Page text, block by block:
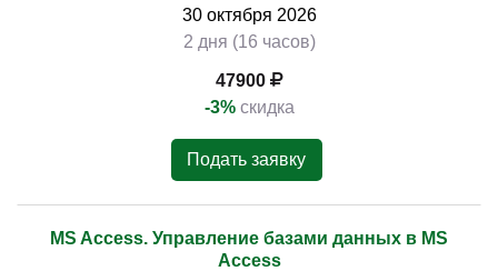
30 октября 2026
2 дня (16 часов)
47900
-3% скидка
Подать заявку
MS Access. Управление базами данных в MS
Access